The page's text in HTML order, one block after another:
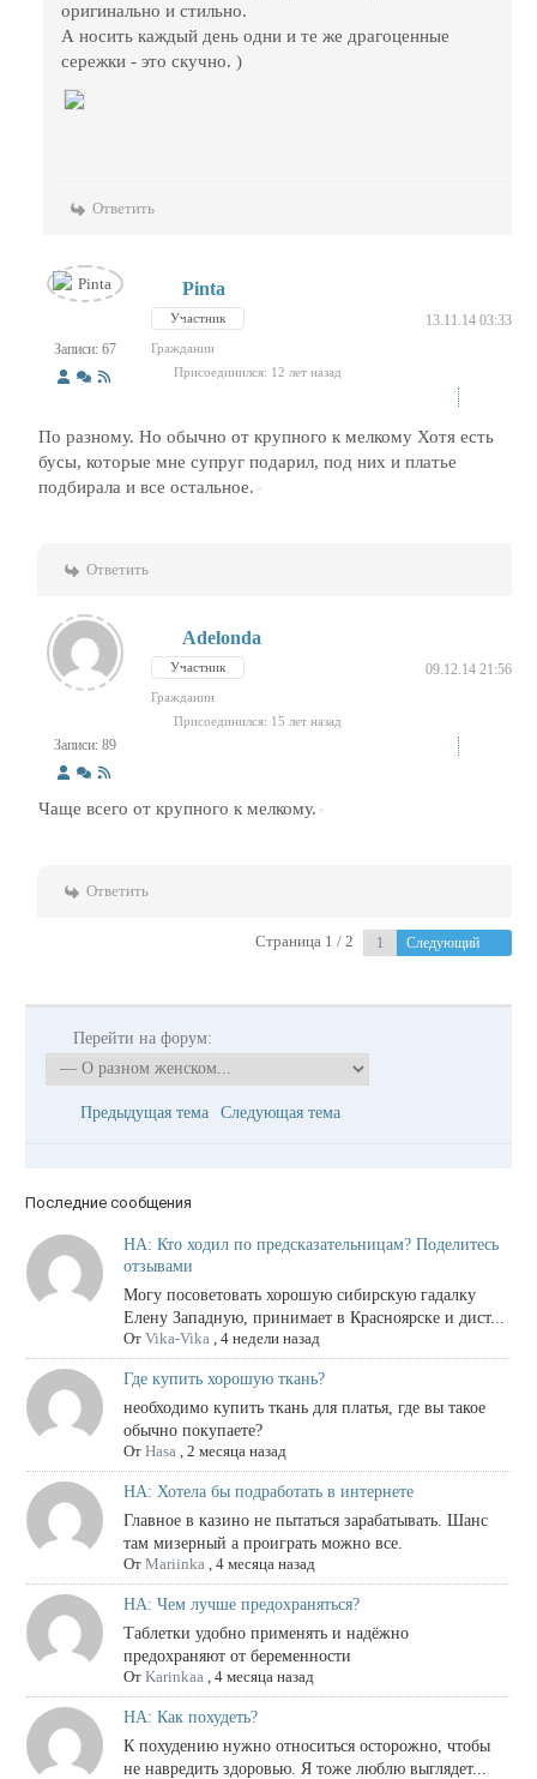
оригинально и стильно.
А носить каждый день одни и те же драгоценные
сережки - это скучно. )
Ответить
Записи: 67
Pinta
Участник 13.11.14 03:33
Гражданин
Присоединился: 12 лет назад
По разному. Но обычно от крупного к мелкому Хотя есть
бусы, которые мне супруг подарил, под них и платье
подбирала и все остальное.
Ответить
Записи: 89
Adelonda
Участник 09.12.14 21:56
Гражданин
Присоединился: 15 лет назад
Чаще всего от крупного к мелкому.
Ответить
Страница 1 / 2 Следующий
Перейти на форум:
Предыдущая тема Следующая тема
Последние сообщения
НА: Кто ходил по предсказательницам? Поделитесь
отзывами
Могу посоветовать хорошую сибирскую гадалку
Елену Западную, принимает в Красноярске и дист...
От Vika-Vika, 4 недели назад
Где купить хорошую ткань?
необходимо купить ткань для платья, где вы такое
обычно покупаете?
От Hasa, 2 месяца назад
НА: Хотела бы подработать в интернете
Главное в казино не пытаться зарабатывать. Шанс
там мизерный а проиграть можно все.
От Mariinka, 4 месяца назад
НА: Чем лучше предохраняться?
Таблетки удобно применять и надёжно
предохраняют от беременности
От Karinkaa, 4 месяца назад
НА: Как похудеть?
К похудению нужно относиться осторожно, чтобы
не навредить здоровью. Я тоже люблю выглядет...